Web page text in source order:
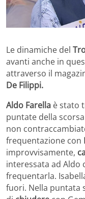
Le dinamiche del
avanti anche in
attraverso il
De Filippi.
Aldo Farella è stato
puntate della
non
frequentazione con
improvvisamente,
interessata ad Aldo
frequentarla.
fuori. Nella puntata